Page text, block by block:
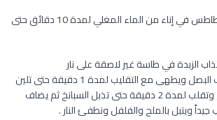
يسلق القرع والبطاطس في إناء من الماء المغلي لمدة 10 دقائق حتى
الزبدة في طاسة غير لاصقة على نار
متوسطة ويضاف البصل ويطهى مع التقليب لمدة 1 دقيقة حتى تلين
ثم تضاف السبانخ وتقلب لمدة 2 دقيقة حتى تذبل السبانخ ثم يضاف
ويتبل بالملح والفلفل ونطفئ النار .